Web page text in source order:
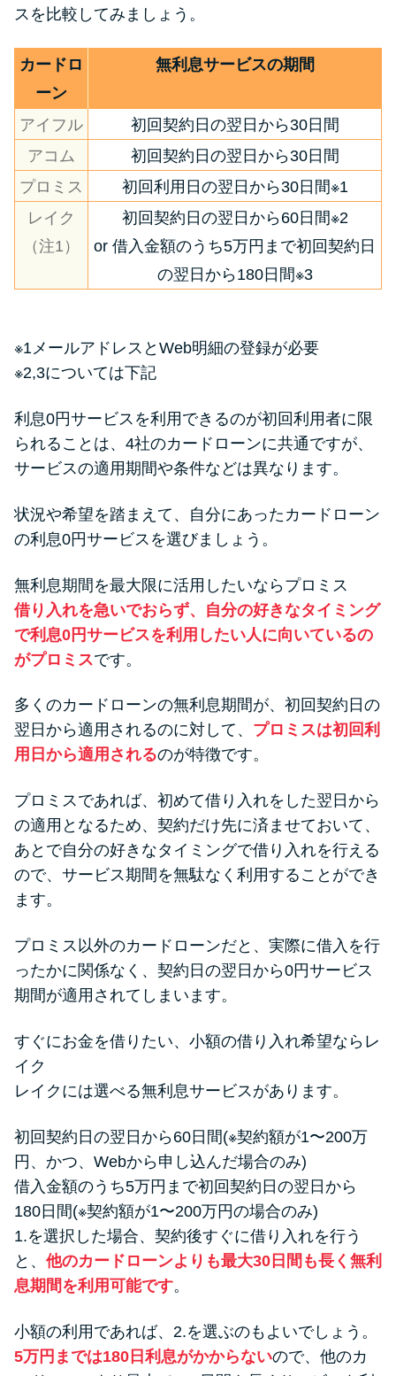
スを比較してみましょう。
カードロ
ーン
無利息サービスの期間
アイフル
初回契約日の翌日から30日間
アコム
初回契約日の翌日から30日間
プロミス
初回利用日の翌日から30日間※1
レイク
（注1）
初回契約日の翌日から60日間※2
or 借入金額のうち5万円まで初回契約日
の翌日から180日間※3
※1メールアドレスとWeb明細の登録が必要
※2,3については下記
利息0円サービスを利用できるのが初回利用者に限
られることは、4社のカードローンに共通ですが、
サービスの適用期間や条件などは異なります。
状況や希望を踏まえて、自分にあったカードローン
の利息0円サービスを選びましょう。
無利息期間を最大限に活用したいならプロミス
借り入れを急いでおらず、自分の好きなタイミング
で利息0円サービスを利用したい人に向いているの
がプロミスです。
多くのカードローンの無利息期間が、初回契約日の
翌日から適用されるのに対して、 プロミスは初回利
用日から適用されるのが特徴です。
プロミスであれば、初めて借り入れをした翌日から
の適用となるため、契約だけ先に済ませておいて、
あとで自分の好きなタイミングで借り入れを行える
ので、サービス期間を無駄なく利用することができ
ます。
プロミス以外のカードローンだと、実際に借入を行
ったかに関係なく、契約日の翌日から0円サービス
期間が適用されてしまいます。
すぐにお金を借りたい、小額の借り入れ希望ならレ
イク
レイクには選べる無利息サービスがあります。
初回契約日の翌日から60日間(※契約額が1〜200万
円、かつ、Webから申し込んだ場合のみ)
借入金額のうち5万円まで初回契約日の翌日から
180日間(※契約額が1〜200万円の場合のみ)
1.を選択した場合、契約後すぐに借り入れを行う
と、 他のカードローンよりも最大30日間も長く無利
息期間を利用可能です。
小額の利用であれば、2.を選ぶのもよいでしょう。
5万円までは180日利息がかからないので、他のカ